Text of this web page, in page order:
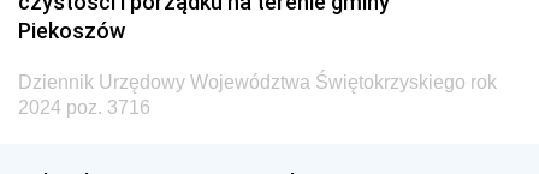
Piekoszów
Dziennik Urzędowy Województwa Świętokrzyskiego rok
2024 poz. 3716